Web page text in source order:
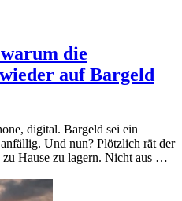
die
auf Bargeld
digital. Bargeld sei ein
Und nun? Plötzlich rät der
zu Hause zu lagern. Nicht aus …